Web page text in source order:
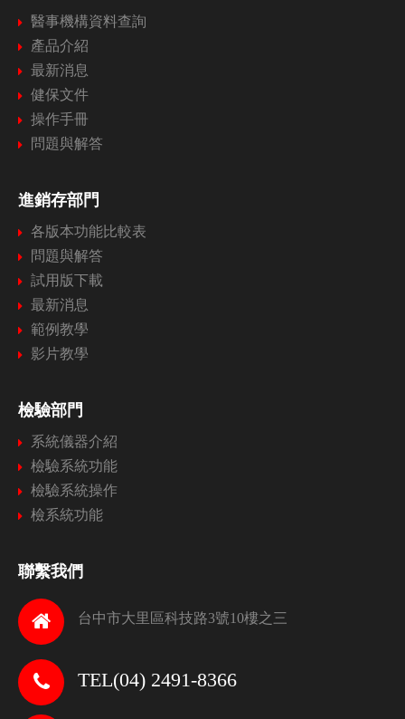
醫事機構資料查詢
產品介紹
最新消息
健保文件
操作手冊
問題與解答
進銷存部門
各版本功能比較表
問題與解答
試用版下載
最新消息
範例教學
影片教學
檢驗部門
系統儀器介紹
檢驗系統功能
檢驗系統操作
檢系統功能
聯繫我們
台中市大里區科技路3號10樓之三
TEL(04) 2491-8366